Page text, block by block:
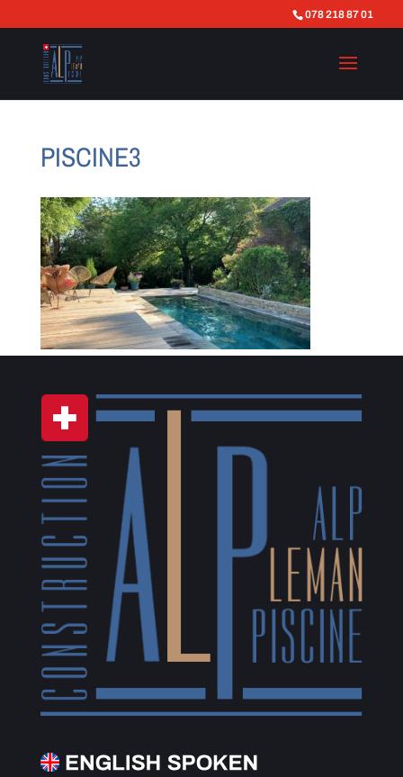
078 218 87 01
PISCINE3